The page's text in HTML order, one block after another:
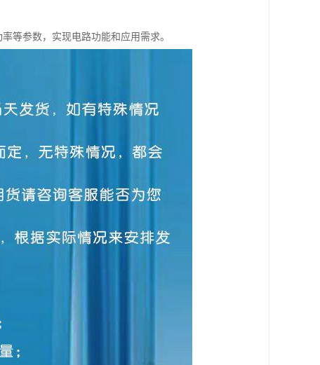
等参数，实现电路功能和应用需求。